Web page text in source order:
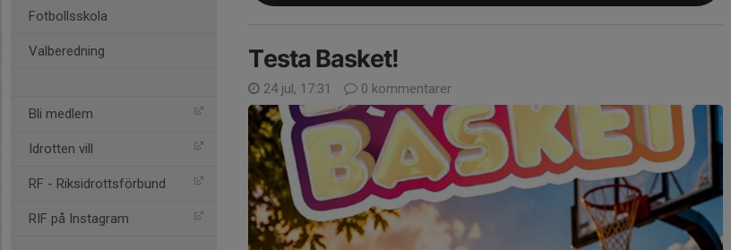
Fotbollsskola
Valberedning
Bli medlem
Idrotten vill
RF - Riksidrottsförbund
RIF på Instagram
Testa Basket!
24 jul, 17:31 0 kommentarer